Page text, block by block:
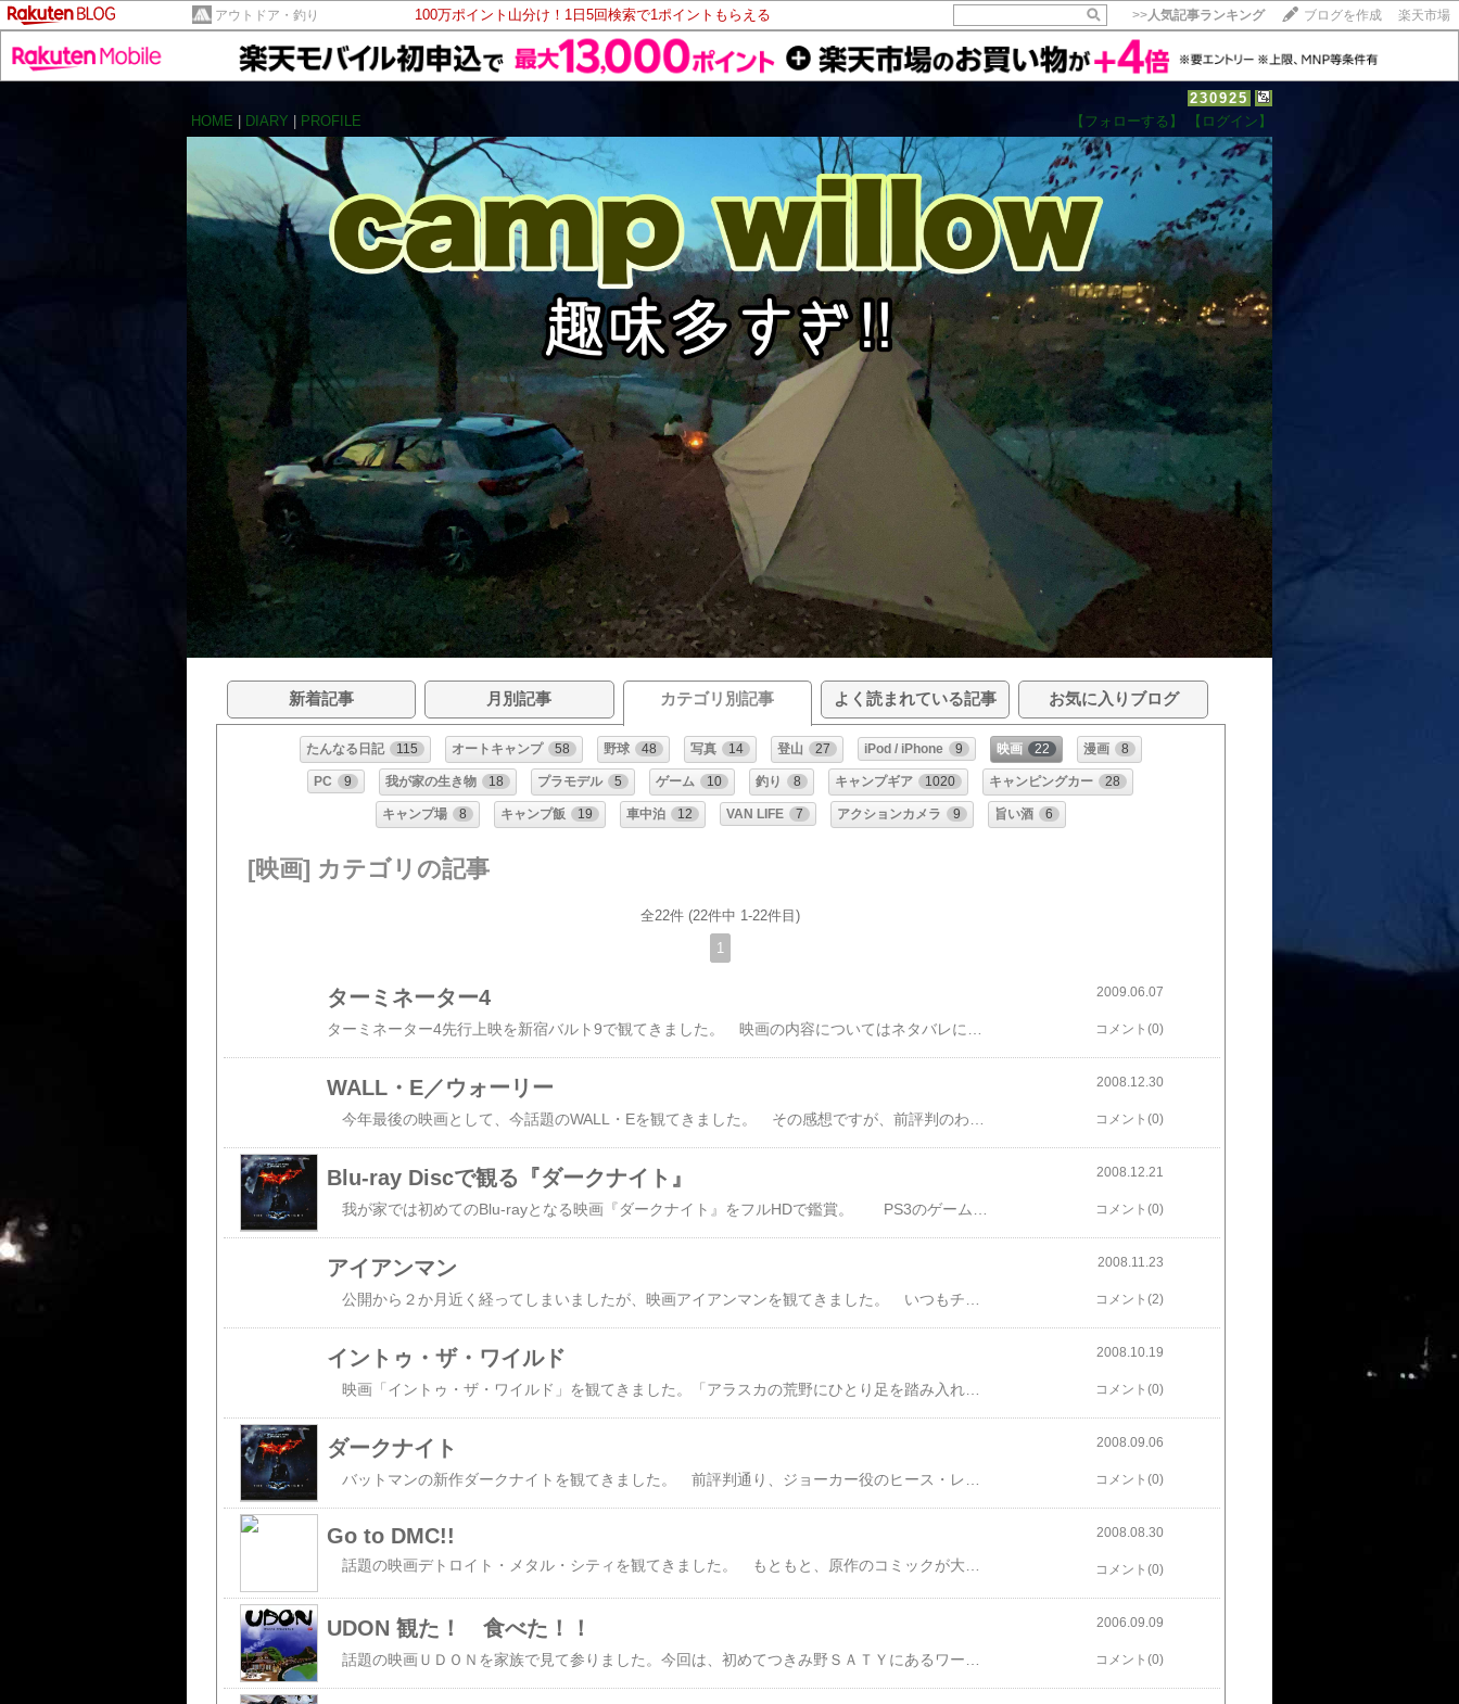
アウトドア・釣り 100万ポイント山分け！1日5回検索で1ポイントもらえる >>人気記事ランキング ブログを作成 楽天市場
230925
HOME
DIARY PROFILE 【フォローする】 【ログイン】
新着記事 月別記事 カテゴリ別記事 よく読まれている記事 お気に入りブログ
たんなる日記 115 オートキャンプ 58 野球 48 写真 14 登山 27 iPod / iPhone 9 映画 22 漫画 8
PC 9 我が家の生き物 18 プラモデル 5 ゲーム 10 釣り 8 キャンプギア 1020 キャンピングカー 28
キャンプ場 8 キャンプ飯 19 車中泊 12 VAN LIFE 7 アクションカメラ 9 旨い酒 6
[映画] カテゴリの記事
全22件 (22件中 1-22件目)
1
ターミネーター4 2009.06.07
コメント(0)
WALL・E／ウォーリー 2008.12.30
コメント(0)
Blu-ray Discで観る『ダークナイト』 2008.12.21
コメント(0)
アイアンマン 2008.11.23
コメント(2)
イントゥ・ザ・ワイルド
映画「イントゥ・ザ・ワイルド」を観てきました。「アラスカの荒野にひとり足を踏み入れた青年。そして四か月後、うち捨てられたバスの中で死体となって発見される。その死は、やがてアメリカ中を震撼させることとなった。恵まれた境遇で育った彼は、なぜ家を捨て、荒野の世界に魅入られていったのか。」楽天BOOKデータベースより 映画の中で、「幸福が現実となるのは、それを誰かと分かち合った時」という一節が出てきます。 どんな旅でも、帰る場所があってこそ成立するもの。俗社会に嫌気がさして旅立った主人公クリスも、道中では様々な人々と触れ合います。 その最中で、人はひとりでは生きてゆけないことに気付けなかったのか？もしかしたら、わかっていたのかもしれませんが、それでも彼は荒野を目指しました。 出生の秘密・家庭不和等、クリスが全てを捨てて放浪に至った心情は理解できますが、アラスカという場所は、ひとりで暮らすには過酷すぎる土地でした。 見方によっては馬鹿な若者の無謀な冒険かもしれません。しかし、自分ひとりの力で大自然と対峙してみたいという純粋な高揚感は、アウトドア好きなら共感できるはず。 久しぶりに心に染みる映画、是非ご覧下さい。【荒野へ】ジョン･クラカワー著 映画の原作本です
2008.10.19
コメント(0)
ダークナイト 2008.09.06
コメント(0)
Go to DMC!! 2008.08.30
コメント(0)
UDON 観た！ 食べた！！ 2006.09.09
コメント(0)